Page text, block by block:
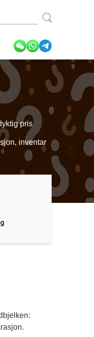
pris
inventar